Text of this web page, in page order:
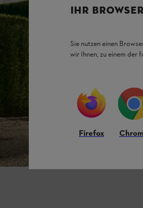
IHR
Sie nutzen einen
wir Ihnen, zu einem der
Firefox